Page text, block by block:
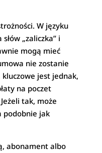
W języku
„zaliczka” i
mogą mieć
nie zostanie
jest jednak,
na poczet
tak, może
podobnie jak
abonament albo